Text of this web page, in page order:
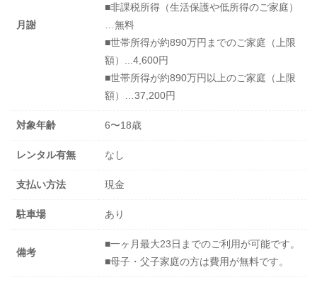
月謝
■非課税所得（生活保護や低所得のご家庭）
…無料
■世帯所得が約890万円までのご家庭（上限
額）...4,600円
■世帯所得が約890万円以上のご家庭（上限
額）…37,200円
対象年齢 6〜18歳
レンタル有無 なし
支払い方法 現金
駐車場 あり
備考
■一ヶ月最大23日までのご利用が可能です。
■母子・父子家庭の方は費用が無料です。